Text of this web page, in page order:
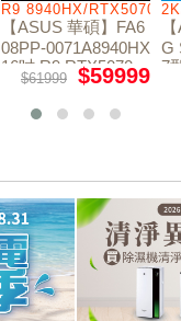
R9 8940HX/RTX5070/
【ASUS 華碩】FA6
08PP-0071A8940HX
16吋 R9 RTX5070
電競筆電
$61999 $59999
G
7